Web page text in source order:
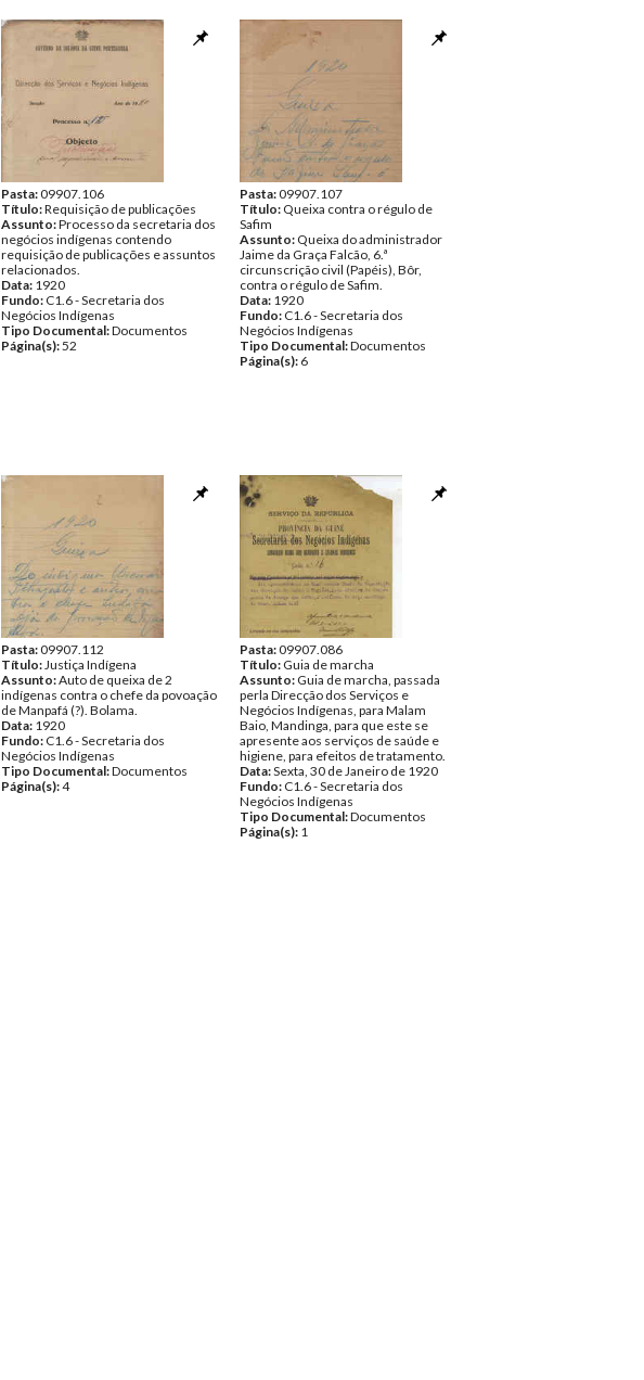
Pasta:09907.106
Título:Requisição de publicações
Assunto:Processo da secretaria dos
negócios indígenas contendo
requisição de publicações e assuntos
relacionados.
Data: 1920
Fundo: C1.6 - Secretaria dos
Negócios Indígenas
Tipo Documental:Documentos
Página(s):52
Pasta:09907.107
Título: Queixa contra o régulo de
Safim
Assunto: Queixa do administrador
Jaime da Graça Falcão, 6.ª
circunscrição civil (Papéis), Bôr,
contra o régulo de Safim.
Data: 1920
Fundo: C1.6 - Secretaria dos
Negócios Indígenas
Tipo Documental:Documentos
Página(s): 6
Pasta:09907.112
Título:Justiça Indígena
Assunto:Auto de queixa de 2
indígenas contra o chefe da povoação
de Manpafá (?). Bolama.
Data: 1920
Fundo: C1.6 - Secretaria dos
Negócios Indígenas
Tipo Documental:Documentos
Página(s):4
Pasta:09907.086
Título: Guia de marcha
Assunto: Guia de marcha, passada
perla Direcção dos Serviços e
Negócios Indígenas, para Malam
Baio, Mandinga, para que este se
apresente aos serviços de saúde e
higiene, para efeitos de tratamento.
Data:Sexta, 30 de Janeiro de 1920
Fundo: C1.6 - Secretaria dos
Negócios Indígenas
Tipo Documental:Documentos
Página(s): 1